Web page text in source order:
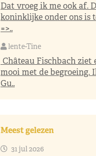
Dat vroeg ik me ook af.
koninklijke onder ons is
=>..
lente-Tine
Château Fischbach
mooi met de begroeing.
Gu..
Meest gelezen
31 jul 2026